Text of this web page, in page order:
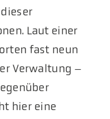
Laut einer
fast neun
Verwaltung –
hier eine